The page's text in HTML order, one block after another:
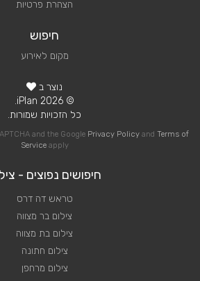
הצהרת פרטיות
חיפוש
מקום לאירוע
נוצר ב
© 2026 iPlan.
כל הזכויות שמורות.
and the Google Privacy Policy and Terms of
Serviceapply
חיפושים נפוצים -
טראש דה דרס
צילום בר מצווה
צילום בת מצווה
צילום חתונה
צילום מרחפן